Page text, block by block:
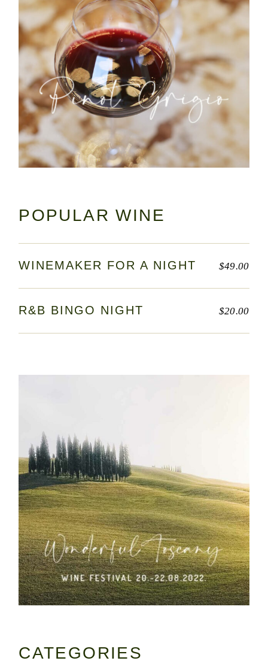
POPULAR WINE
WINEMAKER FOR A NIGHT $49.00
R&B BINGO NIGHT $20.00
CATEGORIES